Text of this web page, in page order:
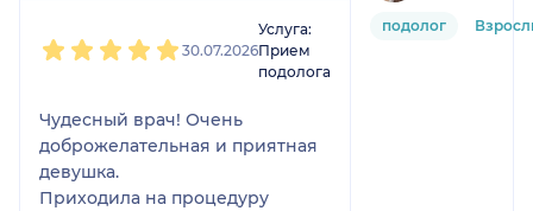
30.07.2026
Услуга:
Прием
подолога
Чудесный врач! Очень
доброжелательная и приятная
девушка.
Приходила на процедуру
подолог